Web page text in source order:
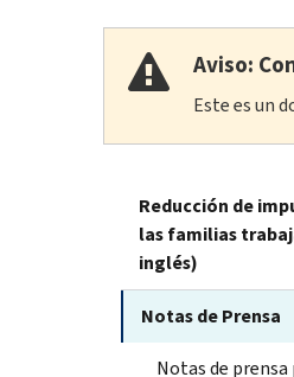
Aviso:
Este es un
Reducción de
las familias
inglés)
Notas de Prensa
Notas de